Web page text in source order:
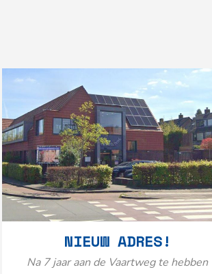
NIEUW ADRES!
Na 7 jaar aan de Vaartweg te hebben